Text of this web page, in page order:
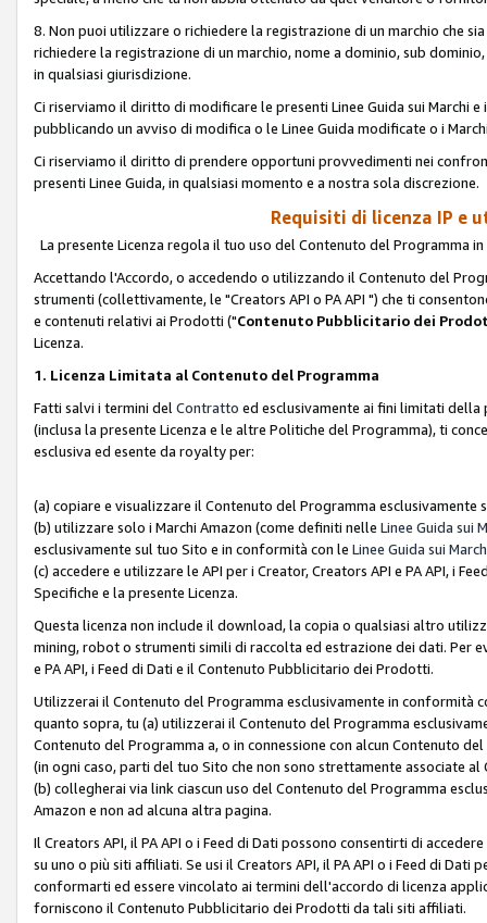
8. Non puoi utilizzare o richiedere la registrazione di un marchio che
richiedere la registrazione di un marchio, nome a dominio, sub
in qualsiasi giurisdizione.
Ci riserviamo il diritto di modificare le presenti Linee Guida sui Marchi
pubblicando un avviso di modifica o le Linee Guida modificate o i
Ci riserviamo il diritto di prendere opportuni provvedimenti nei
presenti Linee Guida, in qualsiasi momento e a nostra sola discrezione.
Requisiti di licenza IP e
La presente Licenza regola il tuo uso del Contenuto del Programma
Accettando l'Accordo, o accedendo o utilizzando il Contenuto del
strumenti (collettivamente, le "Creators API o PA API ") che ti
e contenuti relativi ai Prodotti ("Contenuto Pubblicitario dei
Licenza.
1. Licenza Limitata al Contenuto del Programma
Fatti salvi i termini del Contratto ed esclusivamente ai fini limitati
(inclusa la presente Licenza e le altre Politiche del Programma), ti
esclusiva ed esente da royalty per:
(a) copiare e visualizzare il Contenuto del Programma esclusivamente
(b) utilizzare solo i Marchi Amazon (come definiti nelle Linee Guida sui
esclusivamente sul tuo Sito e in conformità con le Linee Guida sui March
(c) accedere e utilizzare le API per i Creator, Creators API e PA API, i
Specifiche e la presente Licenza.
Questa licenza non include il download, la copia o qualsiasi altro
mining, robot o strumenti simili di raccolta ed estrazione dei dati. Per
e PA API, i Feed di Dati e il Contenuto Pubblicitario dei Prodotti.
Utilizzerai il Contenuto del Programma esclusivamente in conformità
quanto sopra, tu (a) utilizzerai il Contenuto del Programma
Contenuto del Programma a, o in connessione con alcun Contenuto
(in ogni caso, parti del tuo Sito che non sono strettamente associate
(b) collegherai via link ciascun uso del Contenuto del Programma
Amazon e non ad alcuna altra pagina.
Il Creators API, il PA API o i Feed di Dati possono consentirti di
su uno o più siti affiliati. Se usi il Creators API, il PA API o i Feed di
conformarti ed essere vincolato ai termini dell'accordo di licenza
forniscono il Contenuto Pubblicitario dei Prodotti da tali siti affiliati.